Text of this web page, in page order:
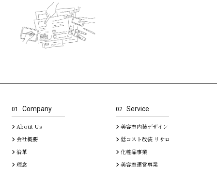
01 Company
About Us
会社概要
沿革
理念
02 Service
美容室内装デザイン
低コスト改装 リサロ
化粧品事業
美容室運営事業